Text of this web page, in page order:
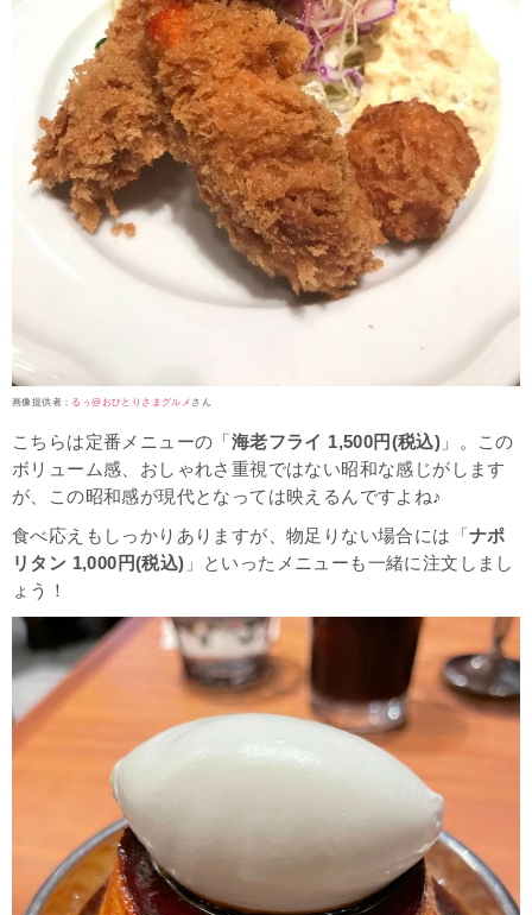
画像提供者： るぅ@おひとりさまグルメ さん
こちらは定番メニューの「海老フライ 1,500円(税込) 」。この
ボリューム感、おしゃれさ重視ではない昭和な感じがします
が、この昭和感が現代となっては映えるんですよね♪
食べ応えもしっかりありますが、物足りない場合には「ナポ
リタン 1,000円(税込) 」といったメニューも一緒に注文しまし
ょう！